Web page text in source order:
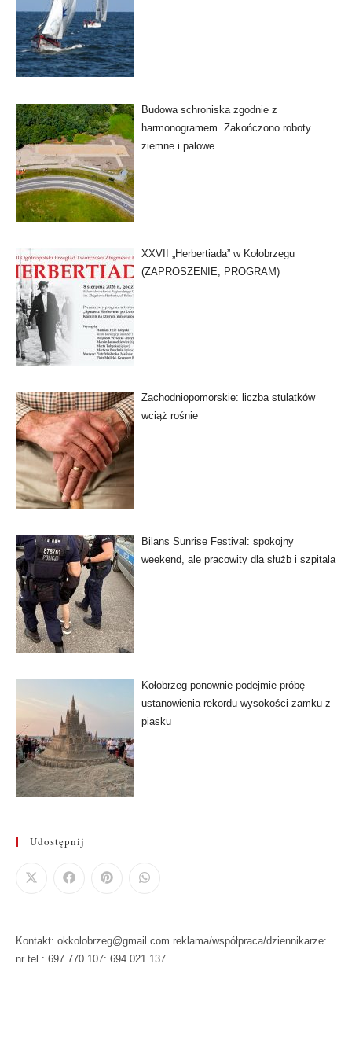
Budowa schroniska zgodnie z
harmonogramem. Zakończono roboty
ziemne i palowe
XXVII „Herbertiada” w Kołobrzegu
(ZAPROSZENIE, PROGRAM)
Zachodniopomorskie: liczba stulatków
wciąż rośnie
Bilans Sunrise Festival: spokojny
weekend, ale pracowity dla służb i szpitala
Kołobrzeg ponownie podejmie próbę
ustanowienia rekordu wysokości zamku z
piasku
Udostępnij
Kontakt: okkolobrzeg@gmail.com reklama/współpraca/dziennikarze:
nr tel.: 697 770 107: 694 021 137